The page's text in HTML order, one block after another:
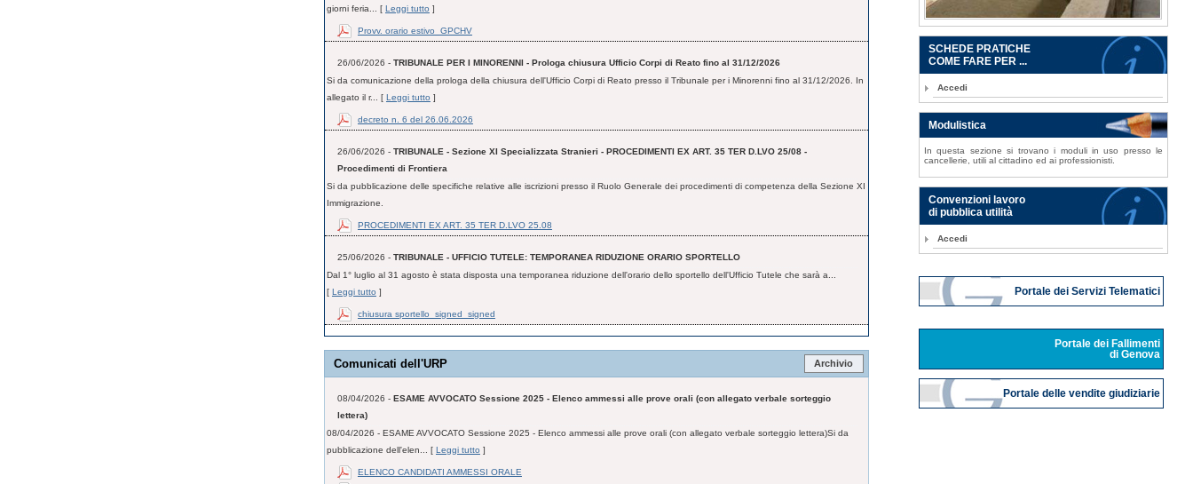
giorni feria... [ Leggi tutto ]
Provv. orario estivo_GPCHV
26/06/2026 - TRIBUNALE PER I MINORENNI - Prologa chiusura Ufficio Corpi di Reato fino al 31/12/2026
Si da comunicazione della prologa della chiusura dell'Ufficio Corpi di Reato presso il Tribunale per i Minorenni fino al 31/12/2026. In
allegato il r... [ Leggi tutto ]
decreto n. 6 del 26.06.2026
26/06/2026 - TRIBUNALE - Sezione XI Specializzata Stranieri - PROCEDIMENTI EX ART. 35 TER D.LVO 25/08 -
Procedimenti di Frontiera
Si da pubblicazione delle specifiche relative alle iscrizioni presso il Ruolo Generale dei procedimenti di competenza della Sezione XI
Immigrazione.
PROCEDIMENTI EX ART. 35 TER D.LVO 25.08
25/06/2026 - TRIBUNALE - UFFICIO TUTELE: TEMPORANEA RIDUZIONE ORARIO SPORTELLO
Dal 1° luglio al 31 agosto è stata disposta una temporanea riduzione dell'orario dello sportello dell'Ufficio Tutele che sarà a...
[ Leggi tutto ]
chiusura sportello_signed_signed
Archivio
Comunicati dell'URP
08/04/2026 - ESAME AVVOCATO Sessione 2025 - Elenco ammessi alle prove orali (con allegato verbale sorteggio
lettera)
08/04/2026 - ESAME AVVOCATO Sessione 2025 - Elenco ammessi alle prove orali (con allegato verbale sorteggio lettera)Si da
pubblicazione dell'elen... [ Leggi tutto ]
ELENCO CANDIDATI AMMESSI ORALE
SCHEDE PRATICHE
COME FARE PER ...
Accedi
Modulistica
In questa sezione si trovano i moduli in uso presso le
cancellerie, utili al cittadino ed ai professionisti.
Convenzioni lavoro
di pubblica utilità
Accedi
Portale dei Servizi Telematici
Portale dei Fallimenti
di Genova
Portale delle vendite giudiziarie